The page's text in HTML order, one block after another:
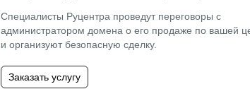
Специалисты Руцентра проведут переговоры с
администратором домена о его продаже по вашей
и организуют безопасную сделку.
Заказать услугу